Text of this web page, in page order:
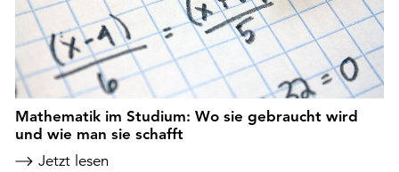
Mathematik im Studium: Wo sie gebraucht wird
und wie man sie schafft
Jetzt lesen